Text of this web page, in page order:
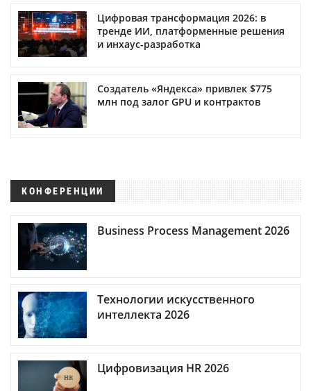
Цифровая трансформация 2026: в
тренде ИИ, платформенные решения
и инхаус-разработка
Создатель «Яндекса» привлек $775
млн под залог GPU и контрактов
КОНФЕРЕНЦИИ
Business Process Management 2026
Технологии искусственного
интеллекта 2026
Цифровизация HR 2026